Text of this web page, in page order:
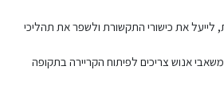
לייעל את כישורי התקשורת ולשפר את תהליכי
אנוש צריכים לפיתוח הקריירה בתקופה